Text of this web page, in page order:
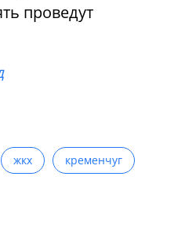
проведут
жкх кременчуг